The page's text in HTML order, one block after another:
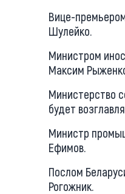
Вице-
Шулейко.
Министром
Максим
Министерство
будет
Министр
Ефимов.
Послом
Рогожник.